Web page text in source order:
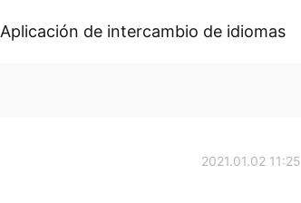
Aplicación de intercambio de idiomas
2021.01.02 11:25